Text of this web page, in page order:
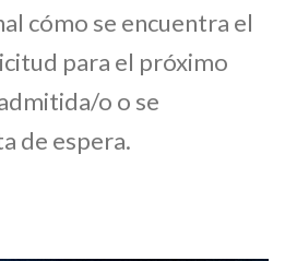
cómo se encuentra el
para el próximo
o o se
de espera.